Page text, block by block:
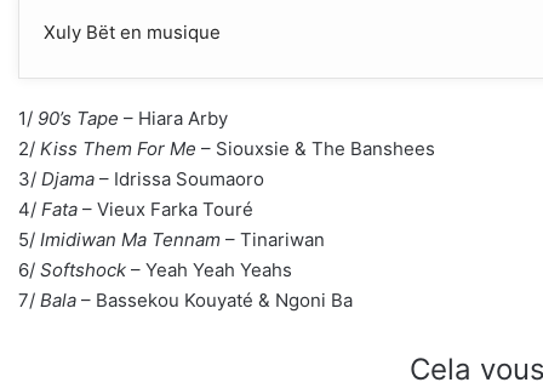
Xuly Bët en musique
1/ 90’s Tape – Hiara Arby
2/ Kiss Them For Me – Siouxsie & The Banshees
3/ Djama – Idrissa Soumaoro
4/ Fata – Vieux Farka Touré
5/ Imidiwan Ma Tennam – Tinariwan
6/ Softshock – Yeah Yeah Yeahs
7/ Bala – Bassekou Kouyaté & Ngoni Ba
Cela